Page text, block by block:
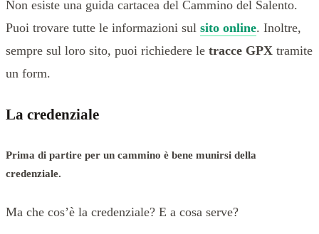
Non esiste una guida cartacea del Cammino del Salento.
Puoi trovare tutte le informazioni sul sito online. Inoltre,
sempre sul loro sito, puoi richiedere le tracce GPX tramite
un form.
La credenziale
Prima di partire per un cammino è bene munirsi della
credenziale.
Ma che cos’è la credenziale? E a cosa serve?